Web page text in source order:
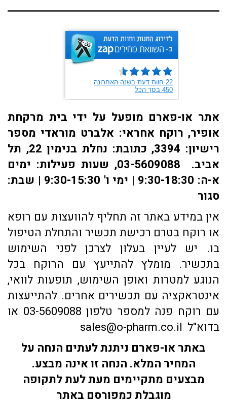
אתר או-פארם מופעל על ידי בית מרקחת
אופיר, רוקח אחראי: אלברט מוראדי מספר
רישיון: 3394, כתובת: ​נחלת בנימין 22, תל
אביב. 03-5609088, שעות פעילות: ימים
א-ה: 9:30-18:30 | ימי ו' 9:30-15:30 | שבת:
סגור
אין במידע באתר זה תחליף להוועצות עם רופא
או רוקח בטרם רכישת תכשיר והתחלת הטיפול
בו. יש לעיין בעלון לצרכן לפני השימוש
בתכשיר. מומלץ להתייעץ עם הרוקח בכל
הנוגע למטרות ואופן השימוש, תופעות לוואי,
אינטראקציה עם תכשירים אחרים. להתייעצות
עם רוקח פנה למספר טלפון 03-5609088 או
בדוא"ל sales@o-pharm.co.il
באתר או-פארם ניתנת לעתים הנחה על
המחיר המלא. הנחה זו אינה מבצע.
מבצעים מתקיימים מעת לעת לתקופה
מוגבלת כמפורסם באתר